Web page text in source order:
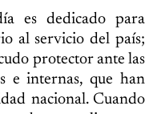
es dedicado para
al servicio del país;
protector ante las
e internas, que han
nacional. Cuando